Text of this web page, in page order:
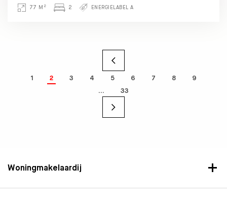
77 M 2 2 ENERGIELABEL A
1 2 3 4 5 6 7 8
9
…
33
Woningmakelaardij